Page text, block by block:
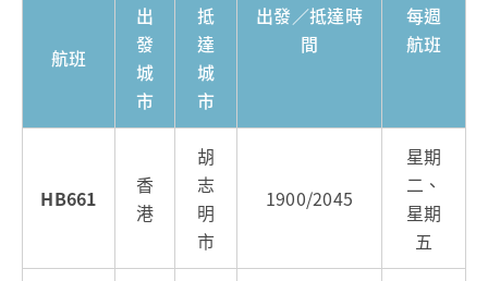
航班
出
發
城
市
抵
達
城
市
出發／抵達時
間
每週
航班
HB661
香
港
胡
志
明
市
1900/2045
星期
二、
星期
五